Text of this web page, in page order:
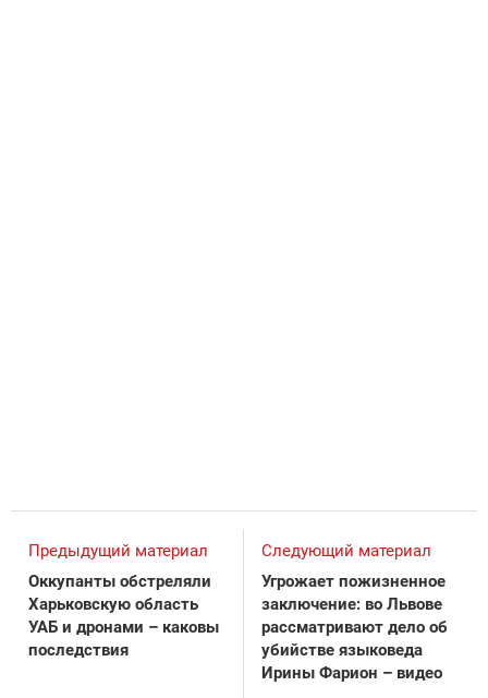
Предыдущий материал
Оккупанты обстреляли
Харьковскую область
УАБ и дронами – каковы
последствия
Следующий материал
Угрожает пожизненное
заключение: во Львове
рассматривают дело об
убийстве языковеда
Ирины Фарион – видео